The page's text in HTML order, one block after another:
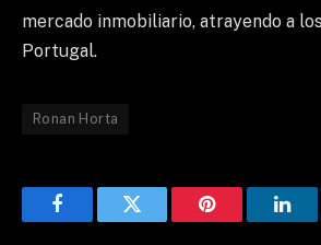
mercado inmobiliario, atrayendo a
Portugal.
Ronan Horta
FacebookTwitter Pinterest